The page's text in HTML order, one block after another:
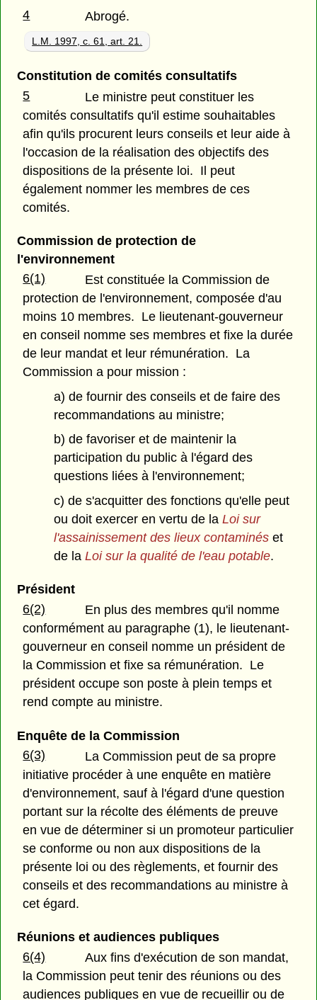
4 Abrogé.
L.M. 1997, c. 61, art. 21.
Constitution de comités consultatifs
5
Le ministre peut constituer les
comités consultatifs qu'il estime souhaitables
afin qu'ils procurent leurs conseils et leur aide à
l'occasion de la réalisation des objectifs des
dispositions de la présente loi. Il peut
également nommer les membres de ces
comités.
Commission de protection de
l'environnement
6(1)
Est constituée la Commission de
protection de l'environnement, composée d'au
moins 10 membres. Le lieutenant-gouverneur
en conseil nomme ses membres et fixe la durée
de leur mandat et leur rémunération. La
Commission a pour mission :
a) de fournir des conseils et de faire des
recommandations au ministre;
b) de favoriser et de maintenir la
participation du public à l'égard des
questions liées à l'environnement;
c) de s'acquitter des fonctions qu'elle peut
ou doit exercer en vertu de laLoi sur
l'assainissement des lieux contaminés et
de laLoi sur la qualité de l'eau potable.
Président
6(2)
En plus des membres qu'il nomme
conformément au paragraphe (1), le lieutenant-
gouverneur en conseil nomme un président de
la Commission et fixe sa rémunération. Le
président occupe son poste à plein temps et
rend compte au ministre.
Enquête de la Commission
6(3)
La Commission peut de sa propre
initiative procéder à une enquête en matière
d'environnement, sauf à l'égard d'une question
portant sur la récolte des éléments de preuve
en vue de déterminer si un promoteur particulier
se conforme ou non aux dispositions de la
présente loi ou des règlements, et fournir des
conseils et des recommandations au ministre à
cet égard.
Réunions et audiences publiques
6(4)
Aux fins d'exécution de son mandat,
la Commission peut tenir des réunions ou des
audiences publiques en vue de recueillir ou de